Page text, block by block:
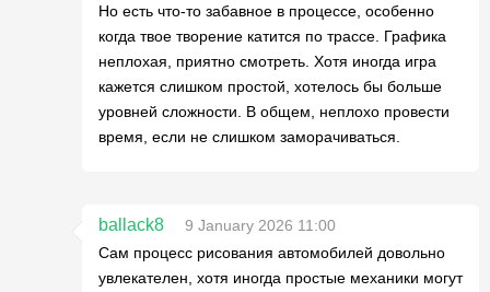
Но есть что-то забавное в процессе, особенно
когда твое творение катится по трассе. Графика
неплохая, приятно смотреть. Хотя иногда игра
кажется слишком простой, хотелось бы больше
уровней сложности. В общем, неплохо провести
время, если не слишком заморачиваться.
ballack8
9 January 2026 11:00
Сам процесс рисования автомобилей довольно
увлекателен, хотя иногда простые механики могут